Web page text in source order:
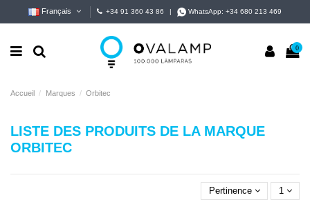
Français +34 91 360 43 86 WhatsApp:+34 680 213 469
0
Accueil Marques Orbitec
LISTE DES PRODUITS DE LA MARQUE
ORBITEC
Pertinence 1